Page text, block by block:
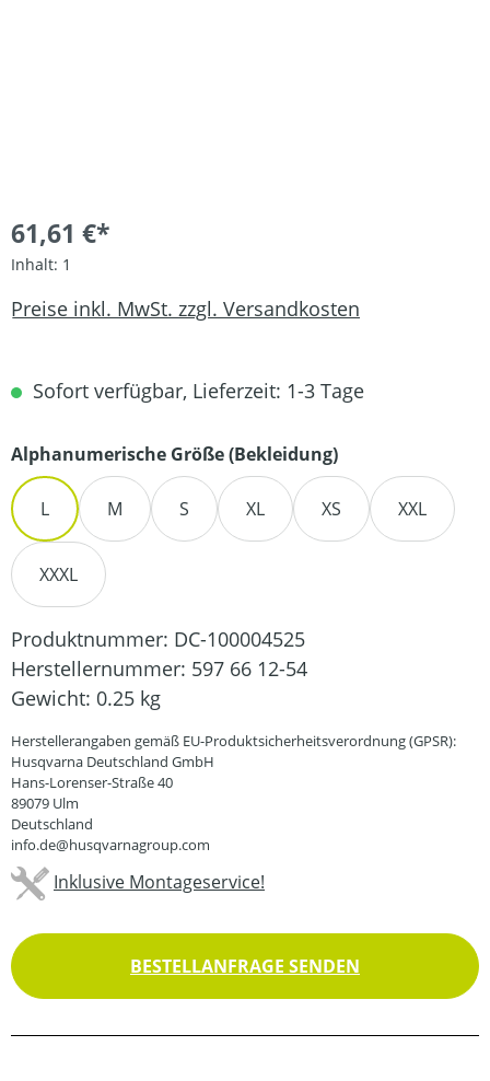
61,61 €*
Inhalt: 1
Preise inkl. MwSt. zzgl. Versandkosten
Sofort verfügbar, Lieferzeit: 1-3 Tage
Alphanumerische Größe (Bekleidung)auswählen
L M S XL XS XXL
XXXL
Produktnummer: DC-100004525
Herstellernummer: 597 66 12-54
Gewicht: 0.25 kg
Herstellerangaben gemäß EU-Produktsicherheitsverordnung (GPSR):
Husqvarna Deutschland GmbH
Hans-Lorenser-Straße 40
89079 Ulm
Deutschland
info.de@husqvarnagroup.com
Inklusive Montageservice!
BESTELLANFRAGE SENDEN